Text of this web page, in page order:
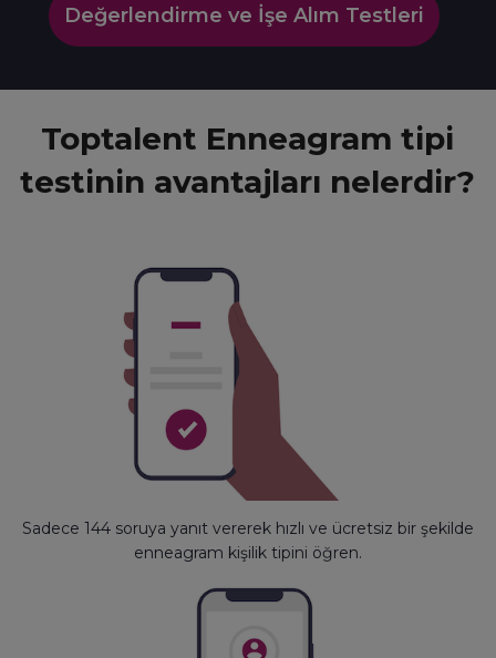
Değerlendirme ve İşe Alım Testleri
Toptalent Enneagram tipi
testinin avantajları nelerdir?
Sadece 144 soruya yanıt vererek hızlı ve ücretsiz bir şekilde
enneagram kişilik tipini öğren.